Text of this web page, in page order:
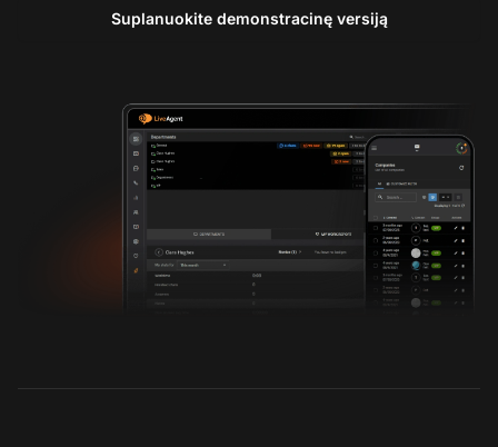
Suplanuokite demonstracinę versiją